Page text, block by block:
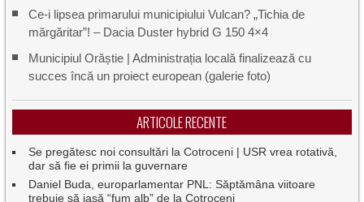
Ce-i lipsea primarului municipiului Vulcan? „Tichia de
mărgăritar”! – Dacia Duster hybrid G 150 4×4
Municipiul Orăștie | Administrația locală finalizează cu
succes încă un proiect european (galerie foto)
ARTICOLE RECENTE
Se pregătesc noi consultări la Cotroceni | USR vrea rotativă,
dar să fie ei primii la guvernare
Daniel Buda, europarlamentar PNL: Săptămâna viitoare
trebuie să iasă “fum alb” de la Cotroceni